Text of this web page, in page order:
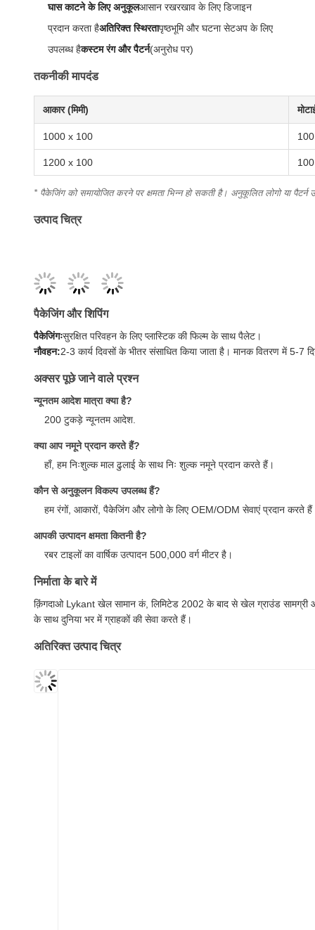
घास काटने के लिए अनुकूलआसान रखरखाव के लिए डिजाइन
प्रदान करता हैअतिरिक्त स्थिरतापृष्ठभूमि और घटना सेटअप के लिए
उपलब्ध हैकस्टम रंग और पैटर्न(अनुरोध पर)
तकनीकी मापदंड
आकार (मिमी)
1000 x 100 100
1200 x 100 100
* पैकेजिंग को समायोजित करने पर क्षमता भिन्न हो सकती है। अनुकूलित लोगो या पैटर्न
उत्पाद चित्र
पैकेजिंग और शिपिंग
पैकेजिंगःसुरक्षित परिवहन के लिए प्लास्टिक की फिल्म के साथ पैलेट।
नौवहन:2-3 कार्य दिवसों के भीतर संसाधित किया जाता है। मानक वितरण में 5-
अक्सर पूछे जाने वाले प्रश्न
न्यूनतम आदेश मात्रा क्या है?
200 टुकड़े न्यूनतम आदेश.
क्या आप नमूने प्रदान करते हैं?
हाँ, हम निःशुल्क माल ढुलाई के साथ निः शुल्क नमूने प्रदान करते हैं।
कौन से अनुकूलन विकल्प उपलब्ध हैं?
हम रंगों, आकारों, पैकेजिंग और लोगो के लिए OEM/ODM सेवाएं प्रदान करते
आपकी उत्पादन क्षमता कितनी है?
रबर टाइलों का वार्षिक उत्पादन 500,000 वर्ग मीटर है।
निर्माता के बारे में
क़िंगदाओ Lykant खेल सामान कं, लिमिटेड 2002 के बाद से खेल ग्राउंड सामग्री
के साथ दुनिया भर में ग्राहकों की सेवा करते हैं।
अतिरिक्त उत्पाद चित्र